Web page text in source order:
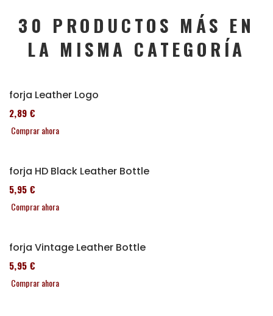
30 PRODUCTOS MÁS EN
LA MISMA CATEGORÍA
Alforja Leather Logo
152,89 €
Comprar ahora
Alforja HD Black Leather Bottle
185,95 €
Comprar ahora
Alforja Vintage Leather Bottle
185,95 €
Comprar ahora